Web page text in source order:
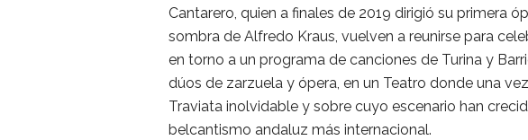
Cantarero, quien a finales de 2019 dirigió su primera
sombra de Alfredo Kraus, vuelven a reunirse para
en torno a un programa de canciones de Turina y
dúos de zarzuela y ópera, en un Teatro donde una
Traviata inolvidable y sobre cuyo escenario han
belcantismo andaluz más internacional.